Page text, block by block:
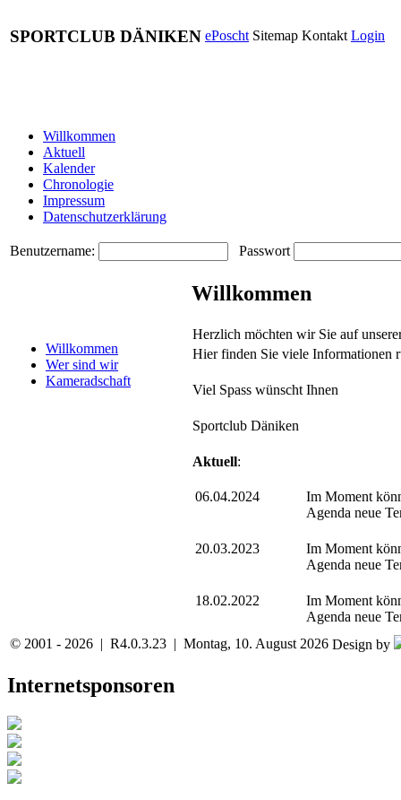
SPORTCLUB DÄNIKEN ePoscht Sitemap Kontakt Login
Willkommen
Aktuell
Kalender
Chronologie
Impressum
Datenschutzerklärung
Benutzername: Passwort
Willkommen
Willkommen
Wer sind wir
Kameradschaft
Herzlich möchten wir Sie auf
Hier finden Sie viele Informationen
Viel Spass wünscht Ihnen
Sportclub Däniken
Aktuell:
06.04.2024
Im Moment
Agenda neue
20.03.2023
Im Moment
Agenda neue
18.02.2022
Im Moment
Agenda neue
© 2001 - 2026 | R4.0.3.23 | Montag, 10. August 2026 Design by
Internetsponsoren